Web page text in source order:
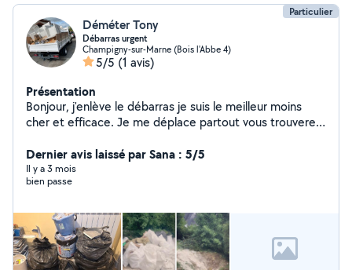
Particulier
Déméter Tony
Débarras urgent
Champigny-sur-Marne (Bois l'Abbe 4)
5/5 (1 avis)
Présentation
Bonjour, j'enlève le débarras je suis le meilleur moins
cher et efficace. Je me déplace partout vous trouverez
toute urgence si vous avez besoin de à la fin du travail
merci je peux me déplacer avec vous à la déchetterie
ou sinon j'amène tout chez moi la benne Amener le
moi. Appelez-moi. À très vite. Merci
Dernier avis laissé par Sana : 5/5
Il y a 3 mois
bien passe